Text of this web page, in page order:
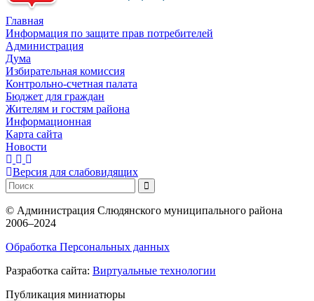
Главная
Информация по защите прав потребителей
Администрация
Дума
Избирательная комиссия
Контрольно-счетная палата
Бюджет для граждан
Жителям и гостям района
Информационная
Карта сайта
Новости
Версия для слабовидящих
© Администрация Слюдянского муниципального района
2006–2024
Обработка Персональных данных
Разработка сайта: Виртуальные технологии
Публикация миниатюры